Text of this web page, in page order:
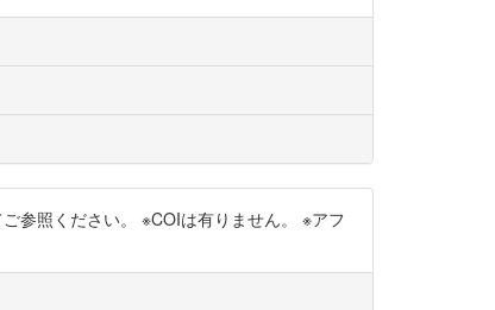
参照ください。 ※COIは有りません。 ※アフ